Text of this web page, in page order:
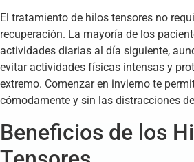
El tratamiento de hilos tensores no
recuperación. La mayoría de los
actividades diarias al día siguiente,
evitar actividades físicas intensas y
extremo. Comenzar en invierno te
cómodamente y sin las distracciones
Beneficios de los